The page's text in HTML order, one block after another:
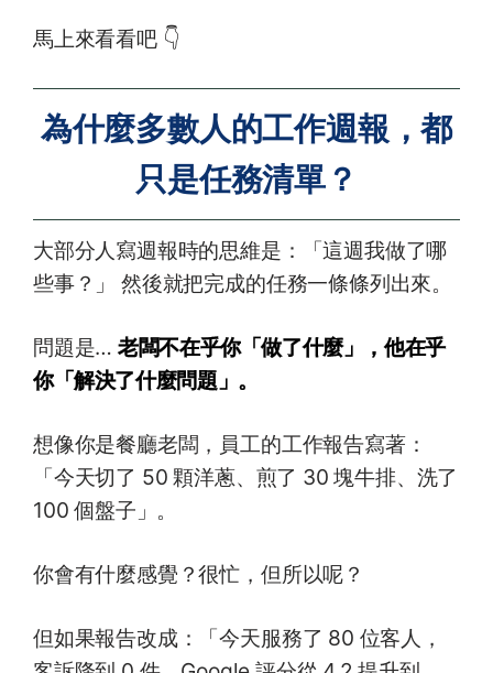
馬上來看看吧 👇
為什麼多數人的工作週報，都
只是任務清單？
大部分人寫週報時的思維是：「這週我做了哪
些事？」 然後就把完成的任務一條條列出來。
問題是…老闆不在乎你「做了什麼」，他在乎
你「解決了什麼問題」。
想像你是餐廳老闆，員工的工作報告寫著：
「今天切了 50 顆洋蔥、煎了 30 塊牛排、洗了
100 個盤子」。
你會有什麼感覺？很忙，但所以呢？
但如果報告改成：「今天服務了 80 位客人，